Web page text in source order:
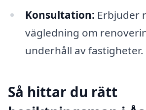
Konsultation: Erbjuder
vägledning om
underhåll av fastigheter.
Så hittar du rätt